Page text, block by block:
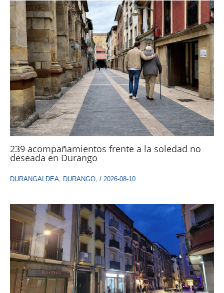
239 acompañamientos frente a la soledad no
deseada en Durango
DURANGALDEA DURANGO / 2026-08-10